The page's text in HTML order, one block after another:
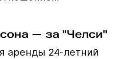
— за "Челси"
аренды 24-летний